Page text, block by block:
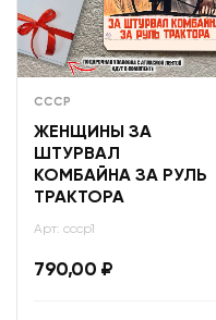
СССР
ЖЕНЩИНЫ ЗА
ШТУРВАЛ
КОМБАЙНА ЗА РУЛЬ
ТРАКТОРА
Арт: ссср1
790,00 ₽